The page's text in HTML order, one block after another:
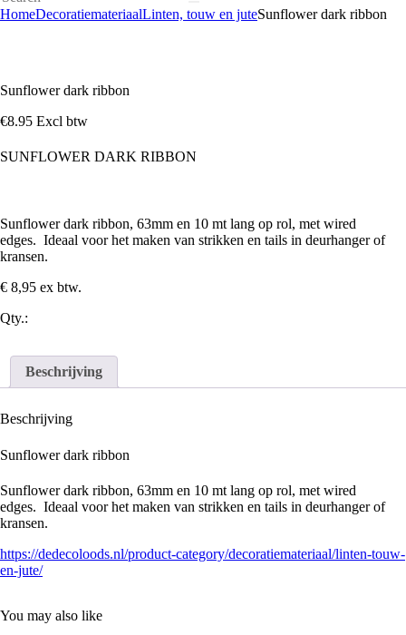
HomeDecoratiemateriaalLinten, touw en juteSunflower dark ribbon
Sunflower dark ribbon
€8.95 Excl btw
SUNFLOWER DARK RIBBON
Sunflower dark ribbon, 63mm en 10 mt lang op rol, met wired
edges. Ideaal voor het maken van strikken en tails in deurhanger of
kransen.
€ 8,95 ex btw.
Qty.:
Beschrijving
Beschrijving
Sunflower dark ribbon
Sunflower dark ribbon, 63mm en 10 mt lang op rol, met wired
edges. Ideaal voor het maken van strikken en tails in deurhanger of
kransen.
https://dedecoloods.nl/product-category/decoratiemateriaal/linten-touw-
en-jute/
You may also like